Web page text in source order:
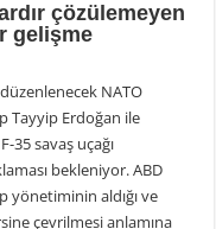
çözülemeyen
gelişme
düzenlenecek NATO
Tayyip Erdoğan ile
35 savaş uçağı
bekleniyor. ABD
yönetiminin aldığı ve
çevrilmesi anlamına